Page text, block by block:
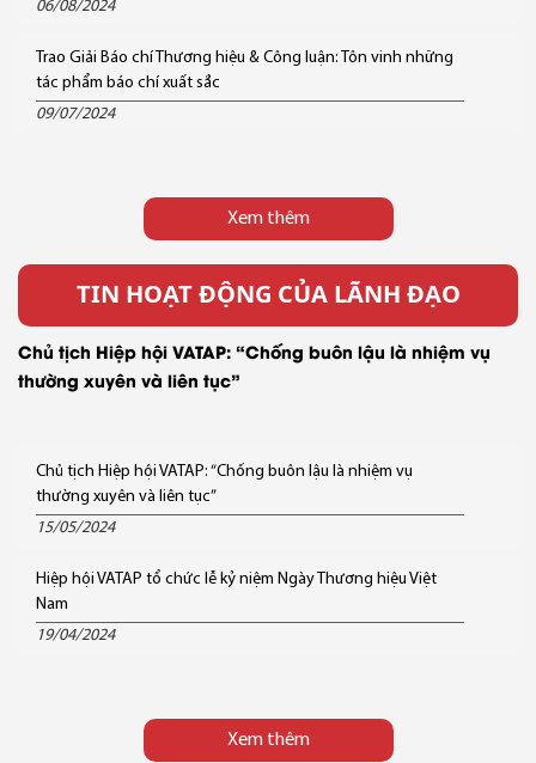
06/08/2024
Trao Giải Báo chí Thương hiệu & Công luận: Tôn vinh những
tác phẩm báo chí xuất sắc
09/07/2024
Xem thêm
TIN HOẠT ĐỘNG CỦA LÃNH ĐẠO
Chủ tịch Hiệp hội VATAP: “Chống buôn lậu là nhiệm vụ
thường xuyên và liên tục”
Chủ tịch Hiệp hội VATAP: “Chống buôn lậu là nhiệm vụ
thường xuyên và liên tục”
15/05/2024
Hiệp hội VATAP tổ chức lễ kỷ niệm Ngày Thương hiệu Việt
Nam
19/04/2024
Xem thêm